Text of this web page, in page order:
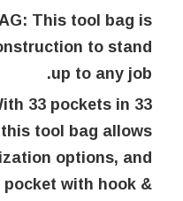
This tool bag is
to stand
up to any job.
33 pockets in
tool bag allows
options, and
with hook &